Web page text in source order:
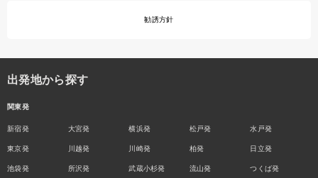
勧誘方針
出発地から探す
関東発
新宿発
東京発
池袋発
大宮発
川越発
所沢発
横浜発
川崎発
武蔵小杉発
松戸発
柏発
流山発
水戸発
日立発
つくば発